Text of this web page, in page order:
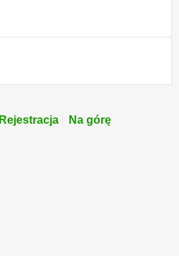
Rejestracja Na górę